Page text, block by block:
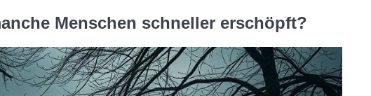
Menschen schneller erschöpft?